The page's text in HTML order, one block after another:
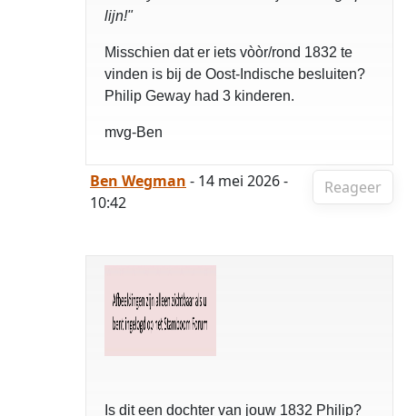
lijn!"
Misschien dat er iets vòòr/rond 1832 te
vinden is bij de Oost-Indische besluiten?
Philip Geway had 3 kinderen.
mvg-Ben
Reageer
Ben Wegman - 14 mei 2026 -
10:42
Is dit een dochter van jouw 1832 Philip?